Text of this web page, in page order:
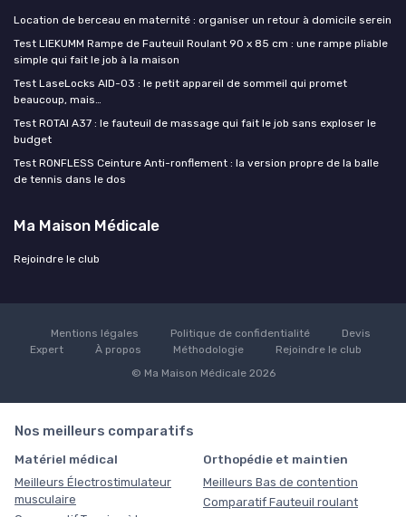
Location de berceau en maternité : organiser un retour à domicile serein
Test LIEKUMM Rampe de Fauteuil Roulant 90 x 85 cm : une rampe pliable
simple qui fait le job à la maison
Test LaseLocks AID-03 : le petit appareil de sommeil qui promet
beaucoup, mais…
Test ROTAI A37 : le fauteuil de massage qui fait le job sans exploser le
budget
Test RONFLESS Ceinture Anti-ronflement : la version propre de la balle
de tennis dans le dos
Ma Maison Médicale
Rejoindre le club
Mentions légales Politique de confidentialité
Devis
Expert
À propos Méthodologie
Rejoindre le club
© Ma Maison Médicale 2026
Nos meilleurs comparatifs
Matériel médical
Meilleurs Électrostimulateur
musculaire
Orthopédie et maintien
Meilleurs Bas de contention
Comparatif Fauteuil roulant